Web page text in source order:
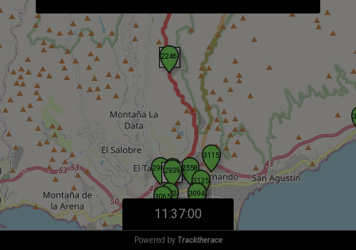
Powered by Tracktherace
11:37:00